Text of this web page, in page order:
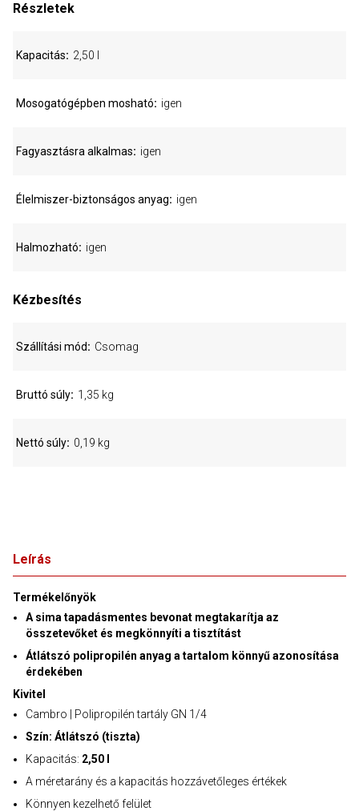
Leírás
Termékelőnyök
A sima tapadásmentes bevonat megtakarítja az
összetevőket és megkönnyíti a tisztítást
Átlátszó polipropilén anyag a tartalom könnyű azonosítása
érdekében
Kivitel
Cambro | Polipropilén tartály GN 1/4
Szín: Átlátszó (tiszta)
Kapacitás: 2,50 l
A méretarány és a kapacitás hozzávetőleges értékek
Könnyen kezelhető felület
Részletek
Kapacitás 2,50 l
Mosogatógépben mosható igen
Fagyasztásra alkalmas igen
Élelmiszer-biztonságos anyag igen
Halmozható igen
Kézbesítés
Szállítási mód Csomag
Bruttó súly 1,35 kg
Nettó súly 0,19 kg